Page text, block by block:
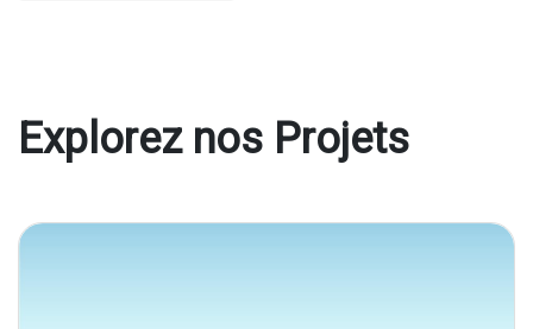
Explorez nos Projets